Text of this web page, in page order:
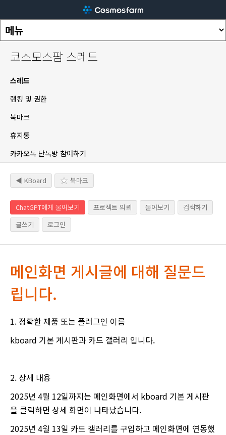
코스모스팜 스레드
스레드
랭킹 및 권한
북마크
휴지통
카카오톡 단톡방 참여하기
◀ KBoard 북마크
ChatGPT에게 물어보기 프로젝트 의뢰 물어보기
검색하기
글쓰기
로그인
메인화면 게시글에 대해 질문드
립니다.
1. 정확한 제품 또는 플러그인 이름
kboard 기본 게시판과 카드 갤러리 입니다.
2. 상세 내용
2025년 4월 12일까지는 메인화면에서 kboard 기본 게시판
을 클릭하면 상세 화면이 나타났습니다.
2025년 4월 13일 카드 갤러리를 구입하고 메인화면에 연동했